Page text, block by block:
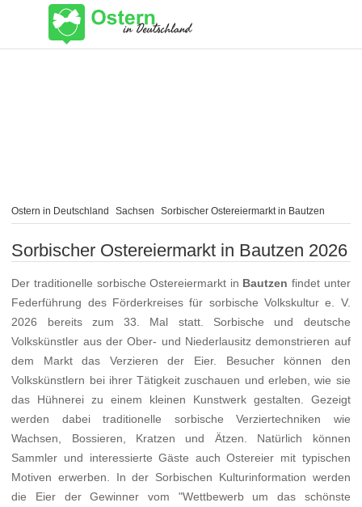
Ostern in Deutschland Sachsen Sorbischer Ostereiermarkt in Bautzen
Sorbischer Ostereiermarkt in Bautzen 2026
Der traditionelle sorbische Ostereiermarkt in Bautzen findet unter
Federführung des Förderkreises für sorbische Volkskultur e. V.
2026 bereits zum 33. Mal statt. Sorbische und deutsche
Volkskünstler aus der Ober- und Niederlausitz demonstrieren auf
dem Markt das Verzieren der Eier. Besucher können den
Volkskünstlern bei ihrer Tätigkeit zuschauen und erleben, wie sie
das Hühnerei zu einem kleinen Kunstwerk gestalten. Gezeigt
werden dabei traditionelle sorbische Verziertechniken wie
Wachsen, Bossieren, Kratzen und Ätzen. Natürlich können
Sammler und interessierte Gäste auch Ostereier mit typischen
Motiven erwerben. In der Sorbischen Kulturinformation werden
die Eier der Gewinner vom "Wettbewerb um das schönste